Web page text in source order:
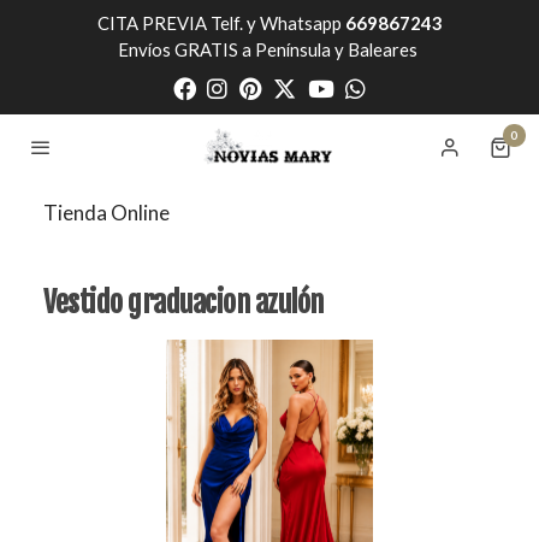
CITA PREVIA Telf. y Whatsapp 669867243
Envíos GRATIS a Península y Baleares
0
Tienda Online
Vestido graduacion azulón